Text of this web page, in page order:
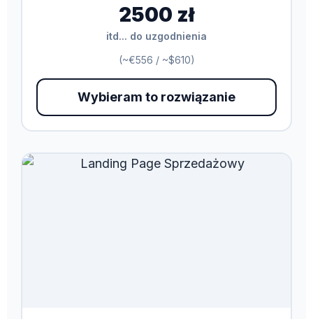
2500 zł
itd... do uzgodnienia
(~€556 / ~$610)
Wybieram to rozwiązanie